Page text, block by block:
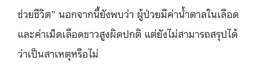
ช่วยชีวิต” นอกจากนี้ยังพบว่า ผู้ป่วยมีค่าน้ำตาลในเลือด
และค่าเม็ดเลือดขาวสูงผิดปกติ แต่ยังไม่สามารถสรุปได้
ว่าเป็นสาเหตุหรือไม่